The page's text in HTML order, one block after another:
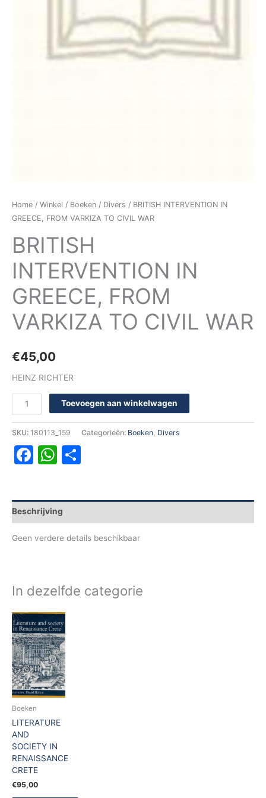
Home / Winkel / Boeken / Divers / BRITISH INTERVENTION IN
GREECE, FROM VARKIZA TO CIVIL WAR
BRITISH
INTERVENTION IN
GREECE, FROM
VARKIZA TO CIVIL WAR
€45,00
HEINZ RICHTER
Toevoegen aan winkelwagen
SKU: 180113_159 Categorieën: Boeken, Divers
Facebook
WhatsApp
Beschrijving
Geen verdere details beschikbaar
In dezelfde categorie
Boeken
LITERATURE
AND
SOCIETY IN
RENAISSANCE
CRETE
€95,00